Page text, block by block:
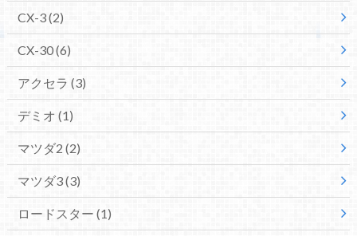
CX-3(2)
CX-30(6)
アクセラ (3)
デミオ (1)
マツダ2 (2)
マツダ3(3)
ロードスター (1)